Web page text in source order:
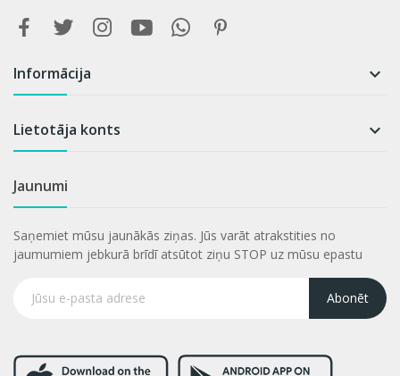
Informācija 
Lietotāja konts 
Jaunumi
Saņemiet mūsu jaunākās ziņas. Jūs varāt atrakstities no
jaumumiem jebkurā brīdī atsūtot ziņu STOP uz mūsu epastu
Abonēt